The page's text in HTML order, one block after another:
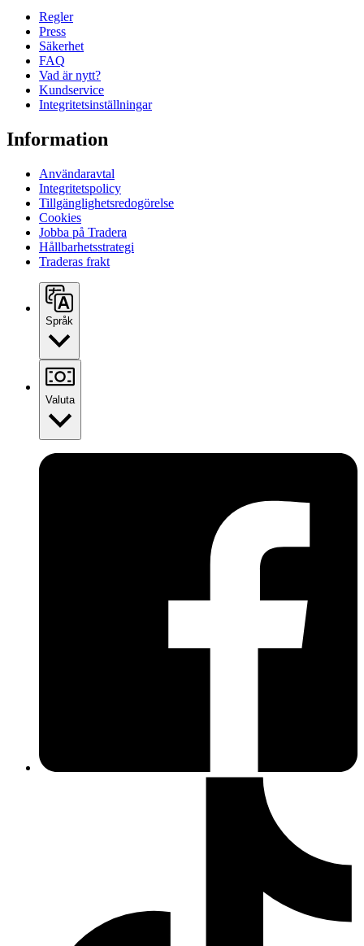
Regler
Press
Säkerhet
FAQ
Vad är nytt?
Kundservice
Integritetsinställningar
Information
Användaravtal
Integritetspolicy
Tillgänglighetsredogörelse
Cookies
Jobba på Tradera
Hållbarhetsstrategi
Traderas frakt
Språk
Valuta